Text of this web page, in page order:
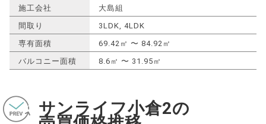
施工会社
大島組
間取り
3LDK, 4LDK
専有面積
69.42㎡ 〜 84.92㎡
バルコニー面積
8.6㎡ 〜 31.95㎡
サンライフ小倉2の